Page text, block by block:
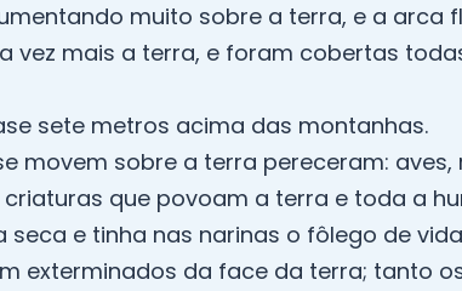
muito sobre a terra, e a arca
vez mais a terra, e foram cobertas
sete metros acima das montanhas.
movem sobre a terra pereceram:
que povoam a terra e toda a
seca e tinha nas narinas o fôlego de
exterminados da face da terra; tanto